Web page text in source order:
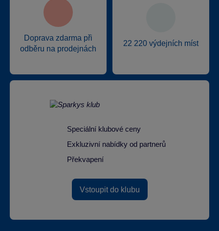
Doprava zdarma při
odběru na prodejnách
22 220 výdejních míst
Speciální klubové ceny
Exkluzivní nabídky od partnerů
Překvapení
Vstoupit do klubu